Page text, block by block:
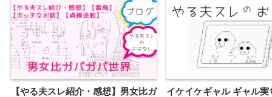
な迷宮
宵闇探求録
種馬として異世界召喚された
件
【やる夫スレ紹介・感想】男女比ガ
イケイケギャル ギャル実